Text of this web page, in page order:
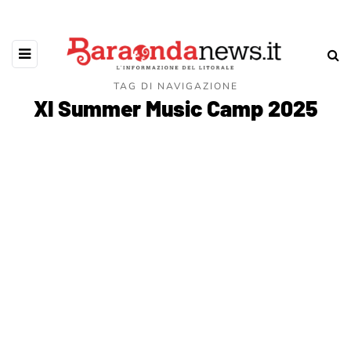
TAG DI NAVIGAZIONE
XI Summer Music Camp 2025